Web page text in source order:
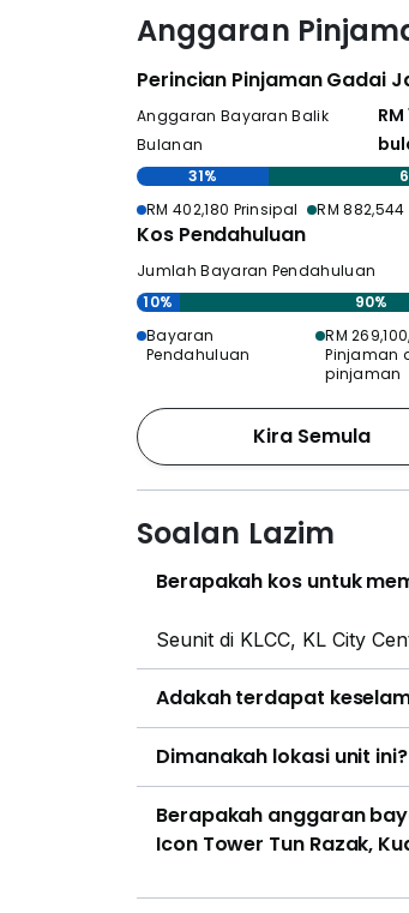
Anggaran
Perincian Pinjaman Gadai
Anggaran Bayaran Balik
Bulanan
31%
RM 402,180 Prinsipal
RM
Kos Pendahuluan
Jumlah Bayaran Pendahuluan
10%
90%
Bayaran
Pendahuluan
RM
Pinjaman
pinjaman
Kira Semula
Soalan Lazim
Berapakah kos untuk
Seunit di KLCC, KL City
Adakah terdapat
Dimanakah lokasi unit ini?
Berapakah anggaran
Icon Tower Tun Razak,